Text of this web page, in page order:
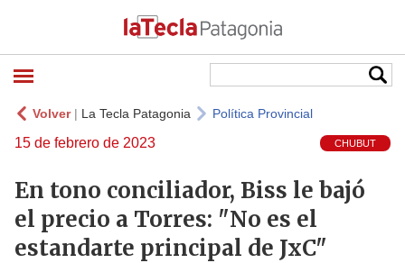
Volver| La Tecla Patagonia Política Provincial
15 de febrero de 2023 CHUBUT
En tono conciliador, Biss le bajó
el precio a Torres: "No es el
estandarte principal de JxC"